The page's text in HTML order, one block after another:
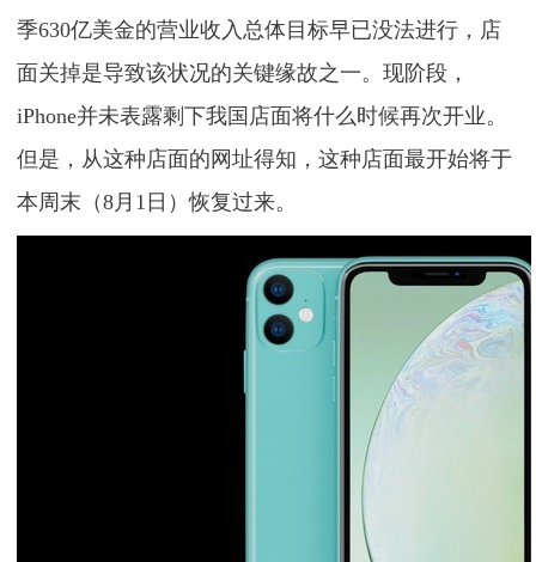
季630亿美金的营业收入总体目标早已没法进行，店
面关掉是导致该状况的关键缘故之一。现阶段，
iPhone并未表露剩下我国店面将什么时候再次开业。
但是，从这种店面的网址得知，这种店面最开始将于
本周末（8月1日）恢复过来。